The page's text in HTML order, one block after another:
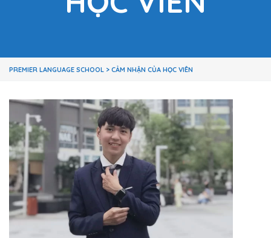
PREMIER LANGUAGE SCHOOL > CẢM NHẬN CỦA HỌC VIÊN